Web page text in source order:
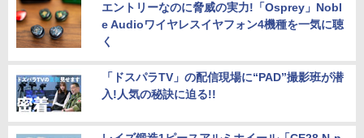
エントリーなのに脅威の実力!「Osprey」Nobl
e Audioワイヤレスイヤフォン4機種を一気に聴
く
「ドスパラTV」の配信現場に“PAD”撮影班が潜
入!人気の秘訣に迫る!!